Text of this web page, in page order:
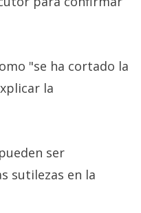
"se ha cortado la
la
ser
sutilezas en la